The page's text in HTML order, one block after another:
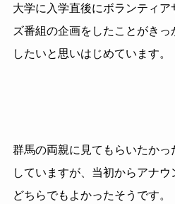
大学に入学直後にボランティア
ズ番組の企画をしたことがき
したいと思いはじめています。
群馬の両親に見てもらいたか
していますが、当初からアナ
どちらでもよかったそうです。